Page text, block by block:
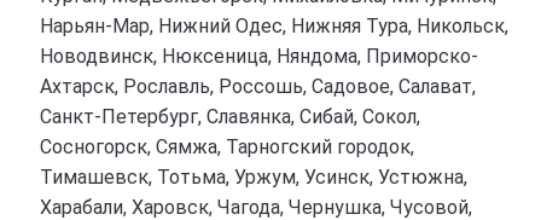
Нарьян-Мар, Нижний Одес, Нижняя Тура, Никольск,
Новодвинск, Нюксеница, Няндома, Приморско-
Ахтарск, Рославль, Россошь, Садовое, Салават,
Санкт-Петербург, Славянка, Сибай, Сокол,
Сосногорск, Сямжа, Тарногский городок,
Тимашевск, Тотьма, Уржум, Усинск, Устюжна,
Харабали, Харовск, Чагода, Чернушка, Чусовой,